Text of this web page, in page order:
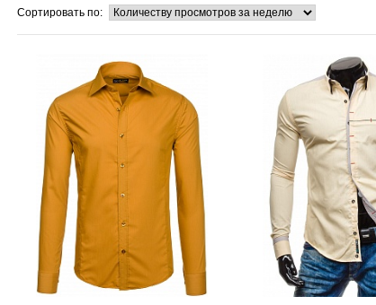
Сортировать по: